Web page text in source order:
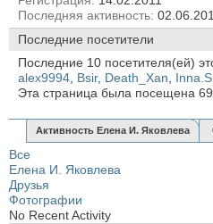
Последняя активность
Последние посетители
Последние 10 посетителя(ей)
alex9994, Bsir, Death_Xan,
Эта страница была посещена
Активность Елена И. Яковлева
Все
Елена И. Яковлева
Друзья
Фотографии
No Recent Activity